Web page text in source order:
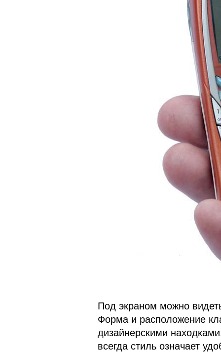
Под экраном можно
Форма и расположение
дизайнерскими
всегда стиль означает